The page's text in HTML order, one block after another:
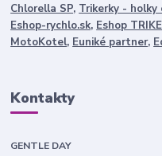
Chlorella SP, Trikerky -
Eshop-rychlo.sk, Eshop
MotoKotel, Euniké partner,
Kontakty
GENTLE DAY